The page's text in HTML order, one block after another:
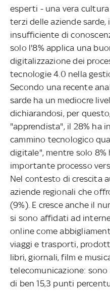
esperti - una vera
terzi delle aziende
insufficiente di
solo l'8% applica una
digitalizzazione dei
tecnologie 4.0 nella
Secondo una recente
sarde ha un mediocre
dichiarandosi, per
"apprendista", il 28% ha
cammino tecnologico
digitale", mentre solo
importante processo
Nel contesto di crescita
aziende regionali che
(9%). E cresce anche il
si sono affidati ad
online come
viaggi e trasporti,
libri, giornali, film e
telecomunicazione:
di ben 15,3 punti